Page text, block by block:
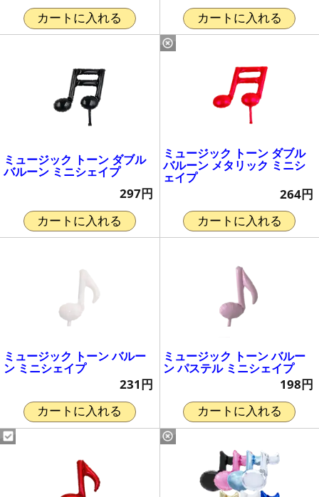
カートに入れる カートに入れる
ミュージック トーン ダブル
バルーン ミニシェイプ
297円
カートに入れる
ミュージック トーン ダブル
バルーン メタリック ミニシ
ェイプ
264円
カートに入れる
ミュージック トーン バルー
ン ミニシェイプ
231円
カートに入れる
ミュージック トーン バルー
ン パステル ミニシェイプ
198円
カートに入れる